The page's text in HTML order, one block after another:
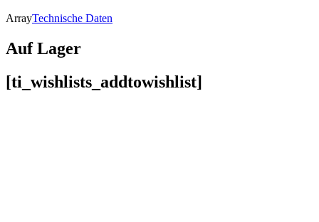
Selección
Cabernet
Franc
ArrayTechnische Daten
Auf Lager
[ti_wishlists_addtowishlist]